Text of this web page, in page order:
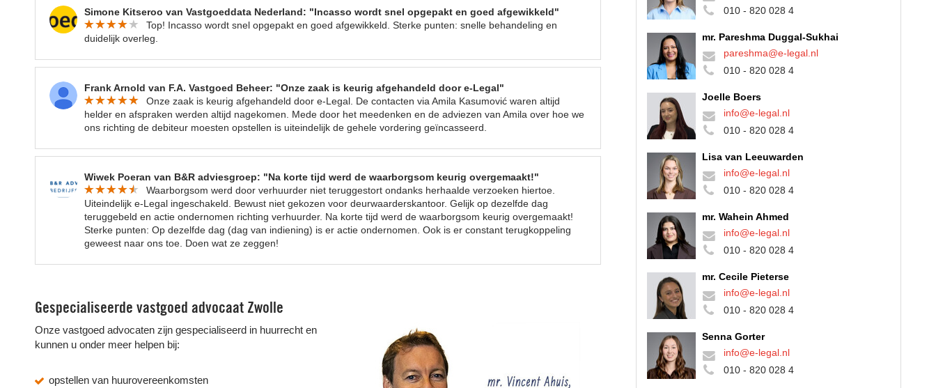
Simone Kitseroo van Vastgoeddata Nederland: "Incasso wordt snel opgepakt en goed afgewikkeld"
Top! Incasso wordt snel opgepakt en goed afgewikkeld. Sterke punten: snelle behandeling en
duidelijk overleg.
Frank Arnold van F.A. Vastgoed Beheer: "Onze zaak is keurig afgehandeld door e-Legal"
Onze zaak is keurig afgehandeld door e-Legal. De contacten via Amila Kasumović waren altijd
helder en afspraken werden altijd nagekomen. Mede door het meedenken en de adviezen van Amila over hoe we
ons richting de debiteur moesten opstellen is uiteindelijk de gehele vordering geïncasseerd.
Wiwek Poeran van B&R adviesgroep: "Na korte tijd werd de waarborgsom keurig overgemaakt!"
Waarborgsom werd door verhuurder niet teruggestort ondanks herhaalde verzoeken hiertoe.
Uiteindelijk e-Legal ingeschakeld. Bewust niet gekozen voor deurwaarderskantoor. Gelijk op dezelfde dag
teruggebeld en actie ondernomen richting verhuurder. Na korte tijd werd de waarborgsom keurig overgemaakt!
Sterke punten: Op dezelfde dag (dag van indiening) is er actie ondernomen. Ook is er constant terugkoppeling
geweest naar ons toe. Doen wat ze zeggen!
Gespecialiseerde vastgoed advocaat Zwolle
Onze vastgoed advocaten zijn gespecialiseerd in huurrecht en
kunnen u onder meer helpen bij:
opstellen van huurovereenkomsten
010 - 820 028 4
mr. Pareshma Duggal-Sukhai
pareshma@e-legal.nl
010 - 820 028 4
Joelle Boers
info@e-legal.nl
010 - 820 028 4
Lisa van Leeuwarden
info@e-legal.nl
010 - 820 028 4
mr. Wahein Ahmed
info@e-legal.nl
010 - 820 028 4
mr. Cecile Pieterse
info@e-legal.nl
010 - 820 028 4
Senna Gorter
info@e-legal.nl
010 - 820 028 4
bespreken wij samen de beste aanpak van uw wanbetaler.
BEL ONS VOOR GRATIS INCASSO ADVIES
Nee, bedankt. Ik vind het prima als mijn klanten mijn facturen niet betalen.